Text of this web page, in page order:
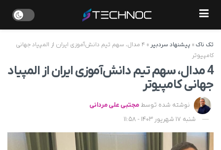
تک ناک» پیشنهاد سردبیر »
۴ مدال، سهم تیم دانش‌آموزی ایران از المپیاد جهانی
کامپیوتر
4 مدال، سهم تیم دانش‌آموزی ایران از المپیاد
جهانی کامپیوتر
نوشته شده توسط مجتبی علی مردانی
شنبه 17 شهریور 1403 - 11:58